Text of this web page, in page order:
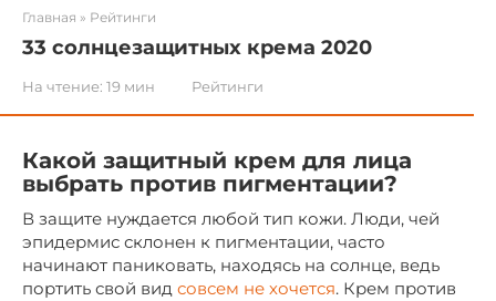
Главная » Рейтинги
33 солнцезащитных крема 2020
На чтение: 19 мин Рейтинги
Какой защитный крем для лица
выбрать против пигментации?
В защите нуждается любой тип кожи. Люди, чей
эпидермис склонен к пигментации, часто
начинают паниковать, находясь на солнце, ведь
портить свой вид совсем не хочется. Крем против